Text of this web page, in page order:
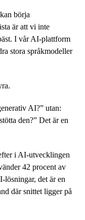
börja
är att vi inte
I vår AI-plattform
stora språkmodeller
AI?” utan:
den?” Det är en
i AI-utvecklingen
42 procent av
lösningar, det är en
där snittet ligger på